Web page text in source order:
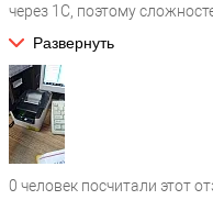
через 1С, поэтому
30Ф - как по мне, всё тоже
скорости и внешнем облике
Атола. Со всеми задачами
Развернуть
0 человек посчитали этот